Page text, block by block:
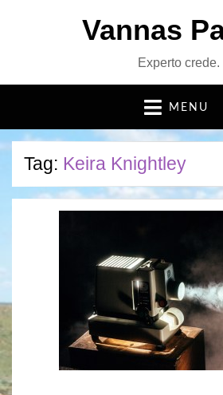
Vannas
Experto crede.
MENU
Tag: Keira Knightley